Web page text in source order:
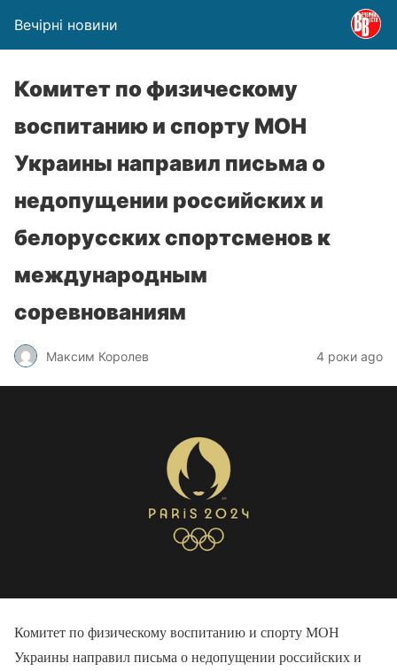
Вечірні новини
Комитет по физическому
воспитанию и спорту МОН
Украины направил письма о
недопущении российских и
белорусских спортсменов к
международным
соревнованиям
Максим Королев 4 роки ago
Комитет по физическому воспитанию и спорту МОН
Украины направил письма о недопущении российских и